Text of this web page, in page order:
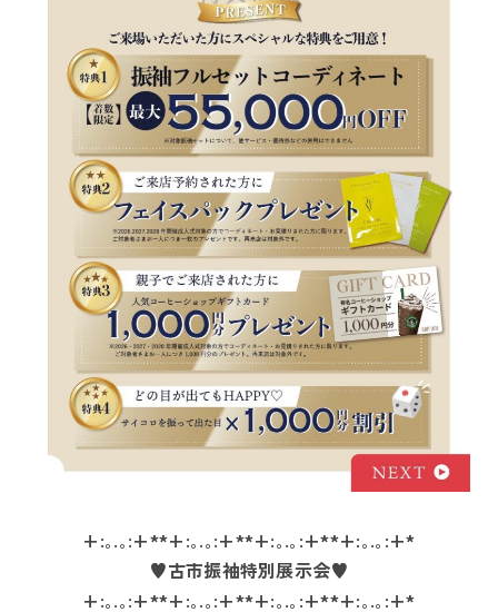
+:｡.｡:+**+:｡.｡:+**+:｡.｡:+**+:｡.｡:+*
♥古市振袖特別展示会♥
+:｡.｡:+**+:｡.｡:+**+:｡.｡:+**+:｡.｡:+*